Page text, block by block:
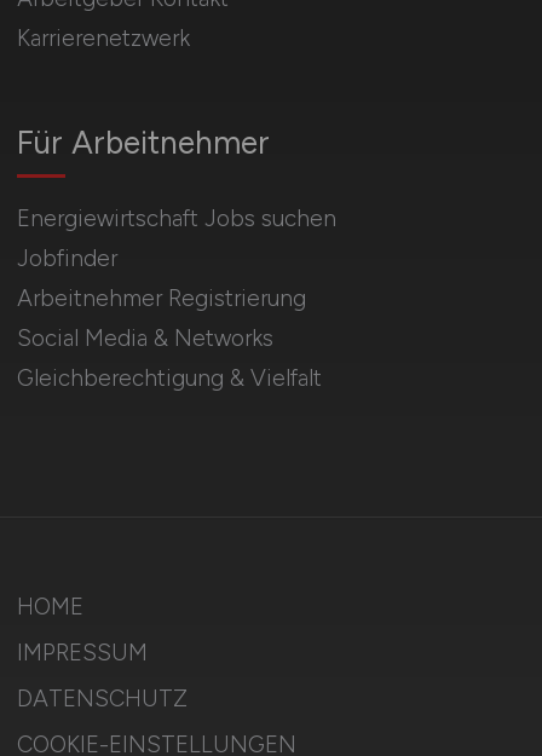
Für Arbeitnehmer
Energiewirtschaft Jobs suchen
Jobfinder
Arbeitnehmer Registrierung
Social Media & Networks
Gleichberechtigung & Vielfalt
Karrierenetzwerk
HOME
IMPRESSUM
DATENSCHUTZ
COOKIE-EINSTELLUNGEN